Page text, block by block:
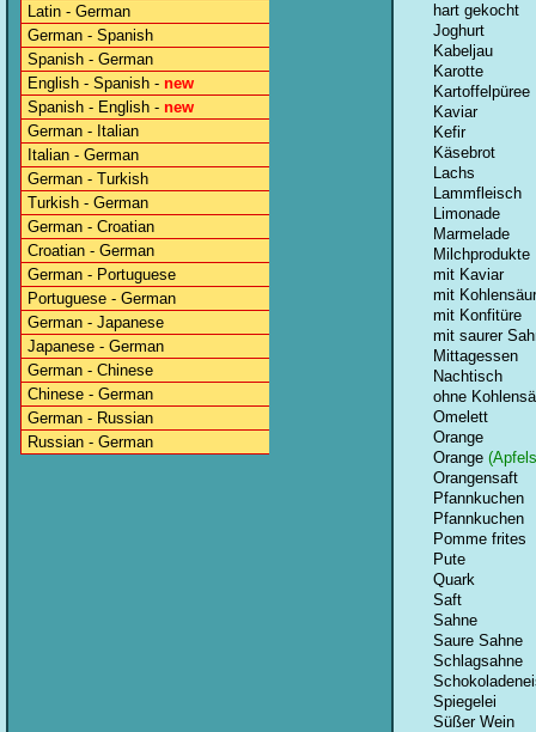
Latin - German
German - Spanish
Spanish - German
English - Spanish - new
Spanish - English - new
German - Italian
Italian - German
German - Turkish
Turkish - German
German - Croatian
Croatian - German
German - Portuguese
Portuguese - German
German - Japanese
Japanese - German
German - Chinese
Chinese - German
German - Russian
Russian - German
hart gekocht
Joghurt
Kabeljau
Karotte
Kartoffelpüree
Kaviar
Kefir
Käsebrot
Lachs
Lammfleisch
Limonade
Marmelade
Milchprodukte
mit Kaviar
mit
mit Konfitüre
mit saurer
Mittagessen
Nachtisch
ohne
Omelett
Orange
Orange
Orangensaft
Pfannkuchen
Pfannkuchen
Pomme frites
Pute
Quark
Saft
Sahne
Saure Sahne
Schlagsahne
Spiegelei
Süßer Wein